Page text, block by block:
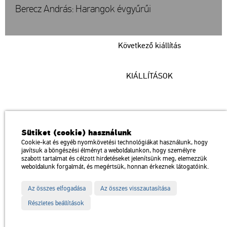
Következő kiállítás
Berecz András: Harangok évgyűrűi
KIÁLLÍTÁSOK
a Magyar Művészeti Akadémia intézménye
1146 Budapest, Dózsa György út 37.
Megközelíthető: Millenniumi Földalatti Vasút – Hősök tere megálló
Trolibusz: 75, 79 / Autóbusz: 20, 30, 105
Impresszum Sitemap Adatvédelem
térkép
Sütiket (cookie) használunk
Cookie-kat és egyéb nyomkövetési technológiákat használunk, hogy
javítsuk a böngészési élményt a weboldalunkon, hogy személyre
szabott tartalmat és célzott hirdetéseket jelenítsünk meg, elemezzük
weboldalunk forgalmát, és megértsük, honnan érkeznek látogatóink.
Az összes elfogadása
Az összes visszautasítása
Részletes beállítások